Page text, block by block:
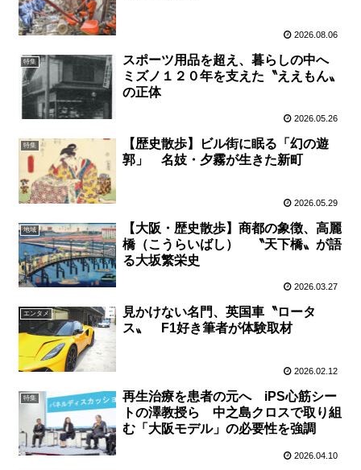
2026.08.06
特集
スポーツ用品を超え、暮らしの中へ
ミズノ１２０年を支えた〝ええもん〟
の正体
2026.05.26
特集
【歴史散歩】ビル街に眠る「幻の遊
郭」 名妓・夕霧が生きた新町
2026.05.29
地域
【大阪・歴史散歩】商都の象徴、高麗
橋（こうらいばし） 〝天下橋〟が語
る大坂繁栄史
2026.03.27
エンタメ
見かけない名門、英国車〝ロータ
ス〟 F1好き筆者が体験取材
2026.02.12
特集
再生治療を患者の元へ iPS心筋シー
トの澤教授ら 中之島クロスで取り組
む「大阪モデル」の必要性を強調
2026.04.10